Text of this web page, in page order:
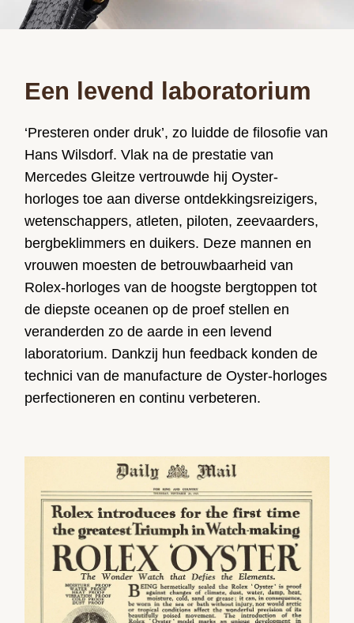
Een levend laboratorium
‘Presteren onder druk’, zo luidde de filosofie van
Hans Wilsdorf. Vlak na de prestatie van
Mercedes Gleitze vertrouwde hij Oyster-
horloges toe aan diverse ontdekkingsreizigers,
wetenschappers, atleten, piloten, zeevaarders,
bergbeklimmers en duikers. Deze mannen en
vrouwen moesten de betrouwbaarheid van
Rolex-horloges van de hoogste bergtoppen tot
de diepste oceanen op de proef stellen en
veranderden zo de aarde in een levend
laboratorium. Dankzij hun feedback konden de
technici van de manufacture de Oyster-horloges
perfectioneren en continu verbeteren.